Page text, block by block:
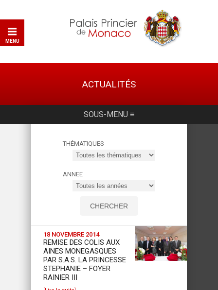
MENU
ACTUALITÉS
THÉMATIQUES
ANNEE
18 NOVEMBRE 2014
REMISE DES COLIS AUX
AINES MONEGASQUES
PAR S.A.S. LA PRINCESSE
STEPHANIE – FOYER
RAINIER III
SOUS-MENU ≡